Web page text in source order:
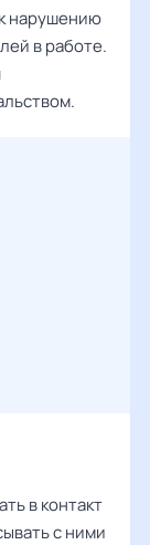
нарушению
в работе.
в контакт
с ними